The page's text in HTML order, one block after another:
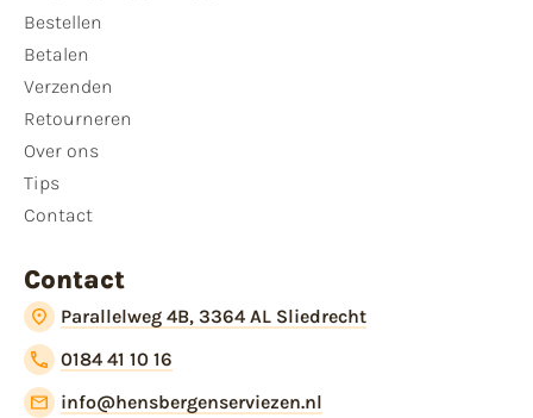
Bestellen
Betalen
Verzenden
Retourneren
Over ons
Tips
Contact
Contact
Parallelweg 4B, 3364 AL Sliedrecht
0184 41 10 16
info@hensbergenserviezen.nl